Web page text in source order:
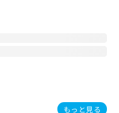
もっと見る